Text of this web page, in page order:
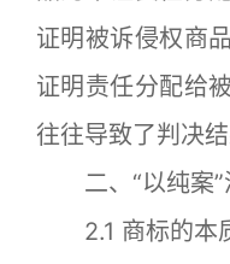
证明被诉侵权商
证明责任分配给
往往导致了判决
二、“以纯案”
2.1 商标的本